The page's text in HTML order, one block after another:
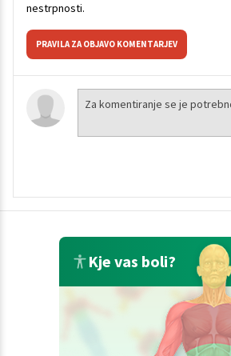
nestrpnosti.
PRAVILA ZA OBJAVO KOMENTARJEV
Kje vas boli?